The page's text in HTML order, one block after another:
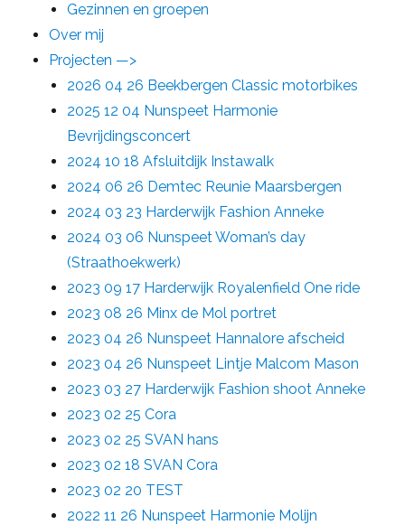
Gezinnen en groepen
Over mij
Projecten —>
2026 04 26 Beekbergen Classic motorbikes
2025 12 04 Nunspeet Harmonie
Bevrijdingsconcert
2024 10 18 Afsluitdijk Instawalk
2024 06 26 Demtec Reunie Maarsbergen
2024 03 23 Harderwijk Fashion Anneke
2024 03 06 Nunspeet Woman’s day
(Straathoekwerk)
2023 09 17 Harderwijk Royalenfield One ride
2023 08 26 Minx de Mol portret
2023 04 26 Nunspeet Hannalore afscheid
2023 04 26 Nunspeet Lintje Malcom Mason
2023 03 27 Harderwijk Fashion shoot Anneke
2023 02 25 Cora
2023 02 25 SVAN hans
2023 02 18 SVAN Cora
2023 02 20 TEST
2022 11 26 Nunspeet Harmonie Molijn